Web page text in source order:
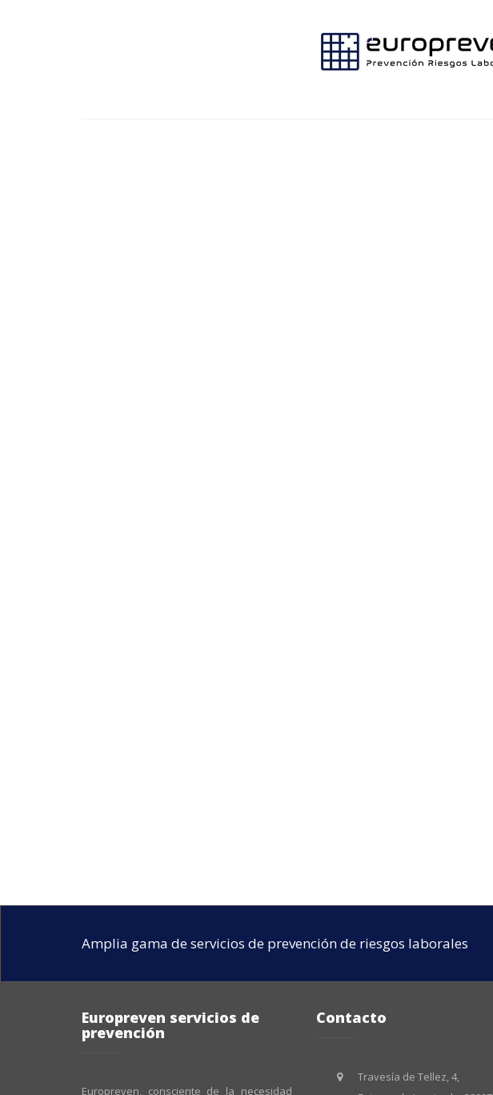
Amplia gama de servicios de prevención de riesgos laborales
Europreven servicios de
prevención
Europreven, consciente de la necesidad
Contacto
Travesía de Tellez, 4,